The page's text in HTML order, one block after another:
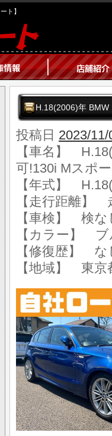
ト】
H.18(2006)年
投稿日 2023/11/
【車名】
可!130i Mスポ
【年式】
【走行距離】
【車検】 検な
【カラー】 ブ
【修復歴】 な
【地域】 東京